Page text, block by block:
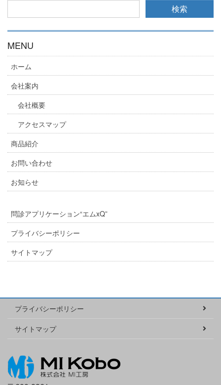
MENU
ホーム
会社案内
会社概要
アクセスマップ
商品紹介
お問い合わせ
お知らせ
問診アプリケーション“エムxQ”
プライバシーポリシー
サイトマップ
プライバシーポリシー
サイトマップ